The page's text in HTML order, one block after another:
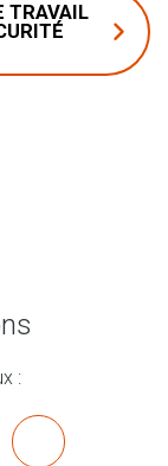
TRAVAIL
:
mastodon